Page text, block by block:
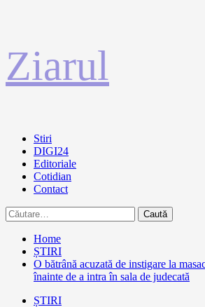
la
conținut
Ziarul
Primary
Menu
Stiri
DIGI24
Editoriale
Cotidian
Contact
Caută
după:
Home
ȘTIRI
O bătrână acuzată de instigare la
înainte de a intra în sala de judecată
ȘTIRI